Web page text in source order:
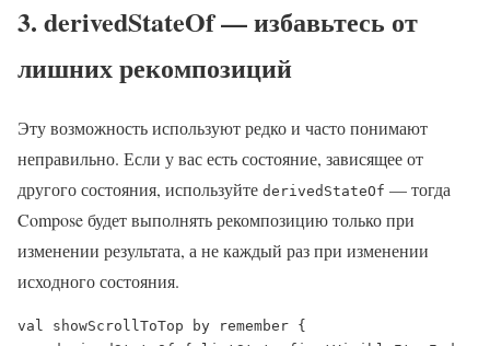
3. derivedStateOf — избавьтесь от
лишних рекомпозиций
Эту возможность используют редко и часто понимают
неправильно. Если у вас есть состояние, зависящее от
другого состояния, используйте derivedStateOf — тогда
Compose будет выполнять рекомпозицию только при
изменении результата, а не каждый раз при изменении
исходного состояния.
val showScrollToTop by remember {